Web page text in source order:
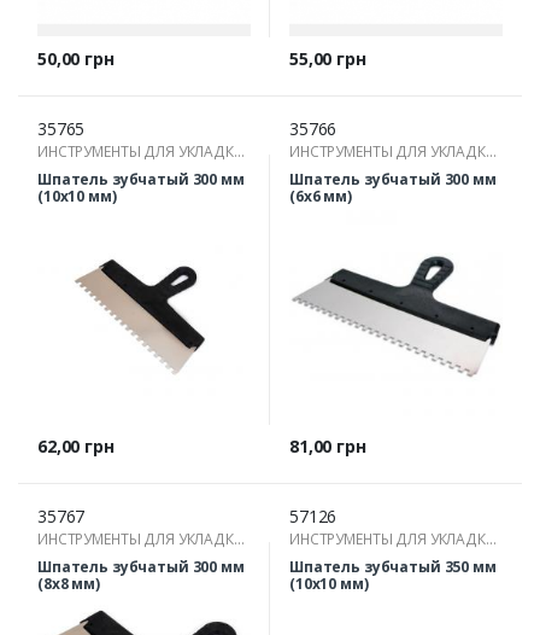
Цена
50,00 грн Цена
55,00 грн
35765
ИНСТРУМЕНТЫ ДЛЯ УКЛАДКИ
ПЛИТКИ
Шпатель зубчатый 300 мм
(10х10 мм)
Цена
62,00 грн
35766
ИНСТРУМЕНТЫ ДЛЯ УКЛАДКИ
ПЛИТКИ
Шпатель зубчатый 300 мм
(6х6 мм)
Цена
81,00 грн
35767
ИНСТРУМЕНТЫ ДЛЯ УКЛАДКИ
ПЛИТКИ
Шпатель зубчатый 300 мм
(8х8 мм)
57126
ИНСТРУМЕНТЫ ДЛЯ УКЛАДКИ
ПЛИТКИ
Шпатель зубчатый 350 мм
(10х10 мм)